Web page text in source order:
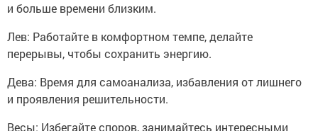
и больше времени близким.
Лев: Работайте в комфортном темпе, делайте
перерывы, чтобы сохранить энергию.
Дева: Время для самоанализа, избавления от лишнего
и проявления решительности.
Весы: Избегайте споров, занимайтесь интересными